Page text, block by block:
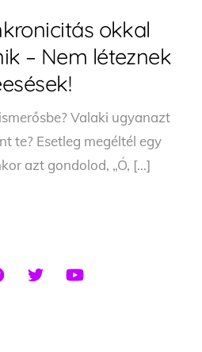
okkal
– Nem léteznek
Valaki ugyanazt
te? Esetleg megéltél egy
azt gondolod, „Ó, […]